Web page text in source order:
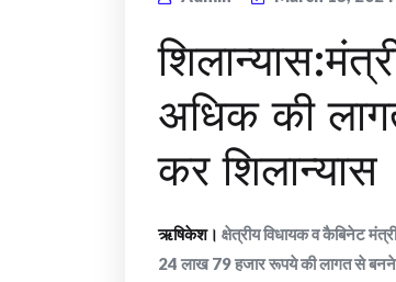
अधिक की
कर शिलान्यास
ऋषिकेश। क्षेत्रीय विधायक व कैबिनेट
24 लाख 79 हजार रूपये की लागत से बनने